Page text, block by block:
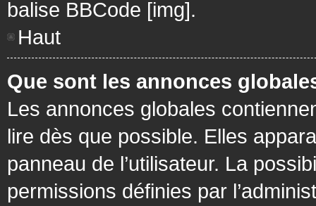
balise BBCode [img].
Haut
Que sont les annonces
Les annonces globales
lire dès que possible. Elles
panneau de l’utilisateur. La
permissions définies par